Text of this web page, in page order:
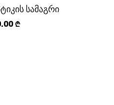
სამაგრი
₾